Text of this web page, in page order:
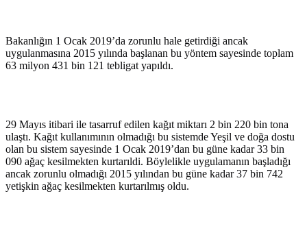
Bakanlığın 1 Ocak 2019’da zorunlu hale getirdiği ancak
uygulanmasına 2015 yılında başlanan bu yöntem sayesinde toplam
63 milyon 431 bin 121 tebligat yapıldı.
29 Mayıs itibari ile tasarruf edilen kağıt miktarı 2 bin 220 bin tona
ulaştı. Kağıt kullanımının olmadığı bu sistemde Yeşil ve doğa dostu
olan bu sistem sayesinde 1 Ocak 2019’dan bu güne kadar 33 bin
090 ağaç kesilmekten kurtarıldi. Böylelikle uygulamanın başladığı
ancak zorunlu olmadığı 2015 yılından bu güne kadar 37 bin 742
yetişkin ağaç kesilmekten kurtarılmış oldu.